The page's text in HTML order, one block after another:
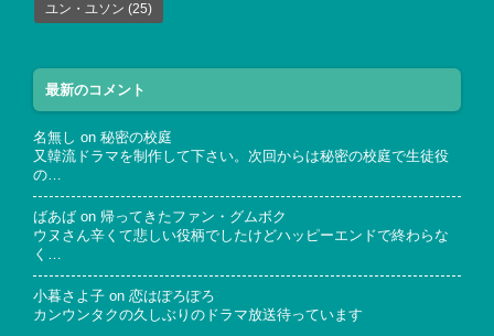
ユン・ユソン (25)
最新のコメント
名無し on 秘密の校庭
又韓流ドラマを制作して下さい。次回からは秘密の校庭で生徒役
の…
ばあば on 帰ってきたファン・グムボク
ウヌさん辛くて悲しい役柄でしたけどハッピーエンドで終わらな
く…
小暮さよ子 on 恋はぽろぽろ
カンウンタクの久しぶりのドラマ放送待っています